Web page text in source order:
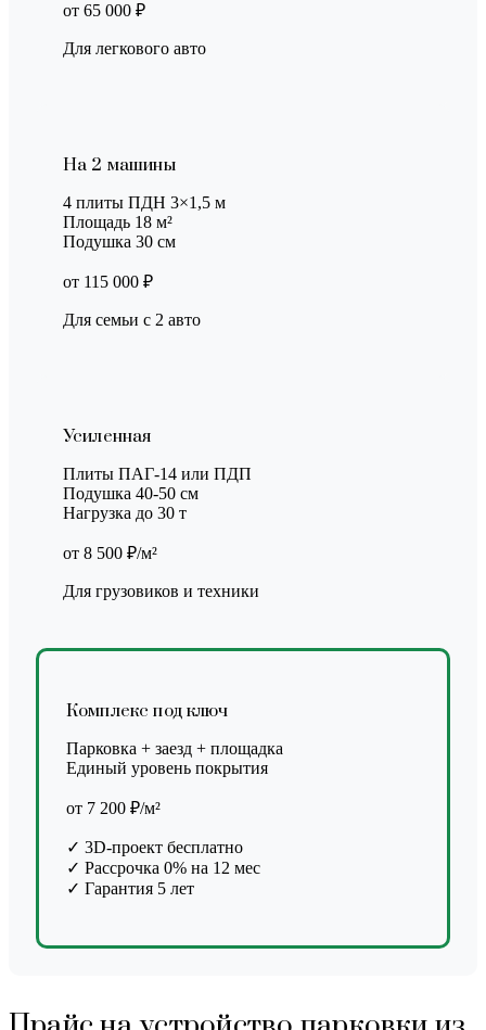
от 65 000 ₽
Для легкового авто
На 2 машины
4 плиты ПДН 3×1,5 м
Площадь 18 м²
Подушка 30 см
от 115 000 ₽
Для семьи с 2 авто
Усиленная
Плиты ПАГ-14 или ПДП
Подушка 40-50 см
Нагрузка до 30 т
от 8 500 ₽/м²
Для грузовиков и техники
Комплекс под ключ
Парковка + заезд + площадка
Единый уровень покрытия
от 7 200 ₽/м²
✓ 3D-проект бесплатно
✓ Рассрочка 0% на 12 мес
✓ Гарантия 5 лет